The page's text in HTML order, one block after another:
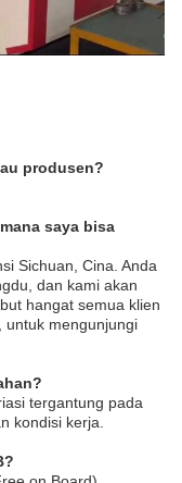
produsen?
saya bisa
Sichuan, Cina. Anda
dan kami akan
hangat semua klien
untuk mengunjungi
tergantung pada
kondisi kerja.